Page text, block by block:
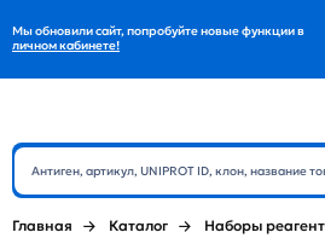
Мы обновили сайт, попробуйте новые функции в
личном кабинете!
Главная Каталог Наборы